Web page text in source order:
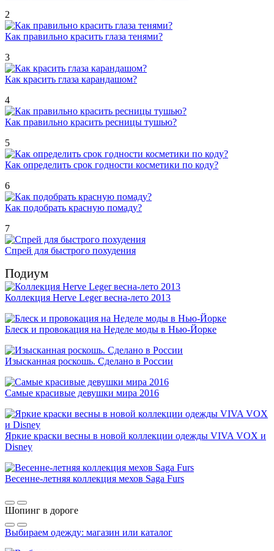
2
Как правильно красить глаза тенями?
3
Как красить глаза карандашом?
4
Как правильно красить ресницы тушью?
5
Как определить срок годности косметики по коду?
6
Как подобрать красную помаду?
7
Спрей для быстрого похудения
Подиум
Коллекция Herve Leger весна-лето 2013
Блеск и провокация на Неделе моды в Нью-Йорке
Изысканная роскошь. Сделано в России
Самые красивые девушки мира 2016
Яркие краски весны в новой коллекции одежды VIVA VOX и
Disney
Весенне-летняя коллекция мехов Saga Furs
Шопинг в дороге
Выбираем одежду: магазин или каталог